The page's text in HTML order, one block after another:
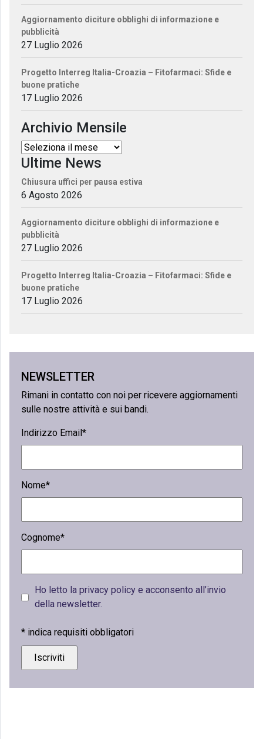
Aggiornamento diciture obblighi di informazione e
pubblicità
27 Luglio 2026
Progetto Interreg Italia-Croazia – Fitofarmaci: Sfide e
buone pratiche
17 Luglio 2026
Archivio Mensile
Ultime News
Chiusura uffici per pausa estiva
6 Agosto 2026
Aggiornamento diciture obblighi di informazione e
pubblicità
27 Luglio 2026
Progetto Interreg Italia-Croazia – Fitofarmaci: Sfide e
buone pratiche
17 Luglio 2026
NEWSLETTER
Rimani in contatto con noi per ricevere aggiornamenti
sulle nostre attività e sui bandi.
Indirizzo Email*
Nome*
Cognome*
Ho letto la privacy policy e acconsento all’invio
della newsletter.
* indica requisiti obbligatori